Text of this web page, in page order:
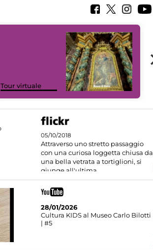
Tour virtuale
05/10/2018
Attraverso uno stretto passaggio
con una curiosa loggetta chiusa da
una bella vetrata a tortiglioni, si
giunge all'ultima
28/01/2026
Cultura KIDS al Museo Carlo Bilotti
| #5